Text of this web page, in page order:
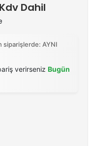
Dahil
siparişlerde: AYNI
verirseniz Bugün